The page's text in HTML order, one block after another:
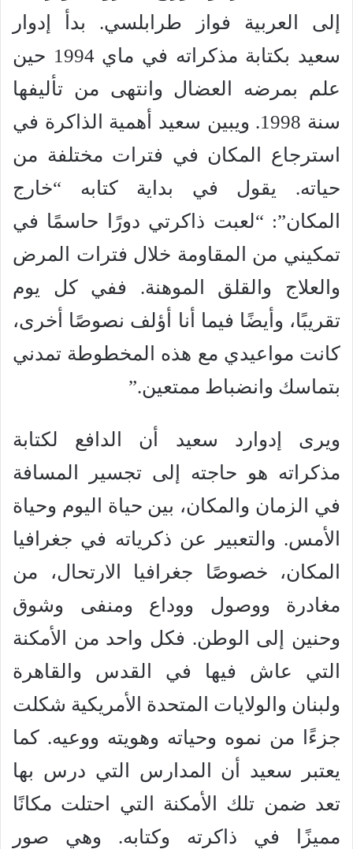
إلى العربية فواز طرابلسي. بدأ إدوار
سعيد بكتابة مذكراته في ماي 1994 حين
علم بمرضه العضال وانتهى من تأليفها
سنة 1998. ويبين سعيد أهمية الذاكرة في
استرجاع المكان في فترات مختلفة من
حياته. يقول في بداية كتابه “خارج
المكان”: “لعبت ذاكرتي دورًا حاسمًا في
تمكيني من المقاومة خلال فترات المرض
والعلاج والقلق الموهنة. ففي كل يوم
تقريبًا، وأيضًا فيما أنا أؤلف نصوصًا أخرى،
كانت مواعيدي مع هذه المخطوطة تمدني
بتماسك وانضباط ممتعين.”
ويرى إدوارد سعيد أن الدافع لكتابة
مذكراته هو حاجته إلى تجسير المسافة
في الزمان والمكان، بين حياة اليوم وحياة
الأمس. والتعبير عن ذكرياته في جغرافيا
المكان، خصوصًا جغرافيا الارتحال، من
مغادرة ووصول ووداع ومنفى وشوق
وحنين إلى الوطن. فكل واحد من الأمكنة
التي عاش فيها في القدس والقاهرة
ولبنان والولايات المتحدة الأمريكية شكلت
جزءًا من نموه وحياته وهويته ووعيه. كما
يعتبر سعيد أن المدارس التي درس بها
تعد ضمن تلك الأمكنة التي احتلت مكانًا
مميزًا في ذاكرته وكتابه. وهي صور